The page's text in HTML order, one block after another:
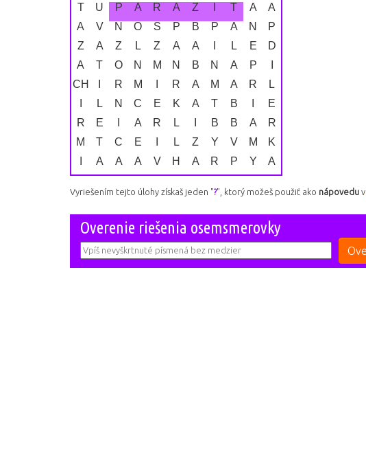
T
Ú P A R A Z T Á
A
Á
V N O S P B P A N
P
Z
A Z L Z A A L E
D
A
T O N M N B Ň A P
CH
R M R A M A R
L
L N C E K Á Ť B
E
R
E A R L B B A
R
M
Ť C E L Z Y V M
K
A A A V H A R P Y A
Vyriešením tejto úlohy získaš jeden "?", ktorý možeš použiť ako nápovedu v
Overenie riešenia osemsmerovky